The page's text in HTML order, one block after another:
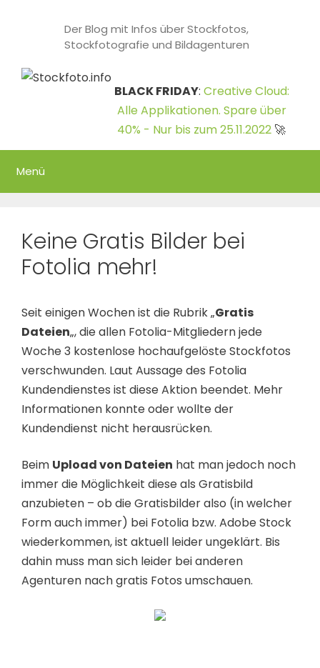
Der Blog mit Infos über Stockfotos,
Stockfotografie und Bildagenturen
BLACK FRIDAY: Creative Cloud:
Alle Applikationen. Spare über
40% - Nur bis zum 25.11.2022 🚀
Menü
Keine Gratis Bilder bei
Fotolia mehr!
Seit einigen Wochen ist die Rubrik „Gratis
Dateien„, die allen Fotolia-Mitgliedern jede
Woche 3 kostenlose hochaufgelöste Stockfotos
verschwunden. Laut Aussage des Fotolia
Kundendienstes ist diese Aktion beendet. Mehr
Informationen konnte oder wollte der
Kundendienst nicht herausrücken.
Beim Upload von Dateien hat man jedoch noch
immer die Möglichkeit diese als Gratisbild
anzubieten – ob die Gratisbilder also (in welcher
Form auch immer) bei Fotolia bzw. Adobe Stock
wiederkommen, ist aktuell leider ungeklärt. Bis
dahin muss man sich leider bei anderen
Agenturen nach gratis Fotos umschauen.